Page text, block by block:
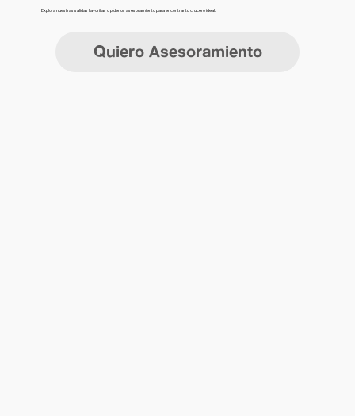
Explora nuestras salidas favoritas o pídenos asesoramiento para encontrar tu crucero ideal.
Quiero Asesoramiento